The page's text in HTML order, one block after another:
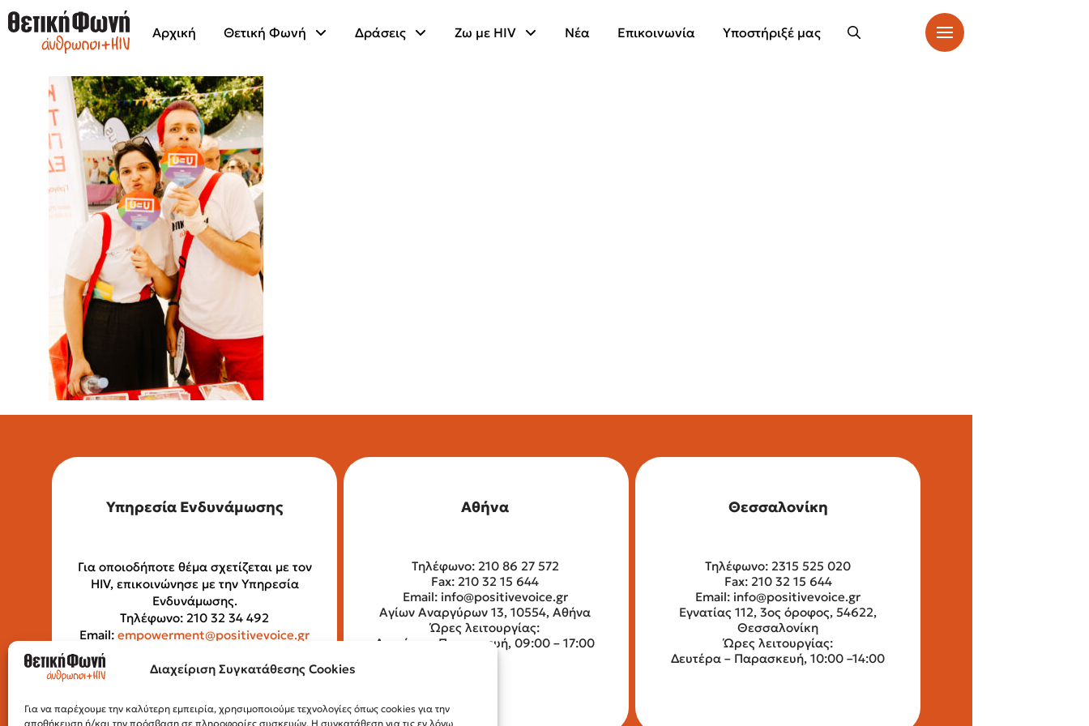
Διαχείριση Συγκατάθεσης Cookies
Για να παρέχουμε την καλύτερη εμπειρία, χρησιμοποιούμε τεχνολογίες όπως cookies για την
αποθήκευση ή/και την πρόσβαση σε πληροφορίες συσκευών. Η συγκατάθεση για τις εν λόγω
Αρχική Θετική Φωνή Δράσεις Ζω με HIV Νέα Επικοινωνία Υποστήριξέ μας
Υπηρεσία Ενδυνάμωσης
Για οποιοδήποτε θέμα σχετίζεται με τον
HIV, επικοινώνησε με την Υπηρεσία
Ενδυνάμωσης.
Τηλέφωνο: 210 32 34 492
Email: empowerment@positivevoice.gr
Πιττάκη 4 (ισόγειο), 10554, Αθήνα
Ώρες λειτουργίας: Δευτέρα –
Αθήνα
Τηλέφωνο: 210 86 27 572
Fax: 210 32 15 644
Email: info@positivevoice.gr
Αγίων Αναργύρων 13, 10554, Αθήνα
Ώρες λειτουργίας:
Δευτέρα – Παρασκευή, 09:00 – 17:00
Θεσσαλονίκη
Τηλέφωνο: 2315 525 020
Fax: 210 32 15 644
Email: info@positivevoice.gr
Εγνατίας 112, 3ος όροφος, 54622,
Θεσσαλονίκη
Ώρες λειτουργίας:
Δευτέρα – Παρασκευή, 10:00 –14:00